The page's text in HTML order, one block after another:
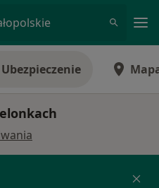
Ubezpieczenie